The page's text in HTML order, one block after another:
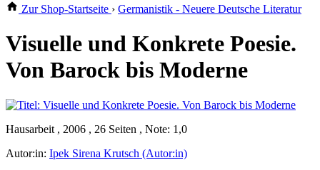
Zur Shop-Startseite › Germanistik - Neuere Deutsche Literatur
Visuelle und Konkrete Poesie.
Von Barock bis Moderne
Hausarbeit , 2006 , 26 Seiten , Note: 1,0
Autor:in: Ipek Sirena Krutsch (Autor:in)